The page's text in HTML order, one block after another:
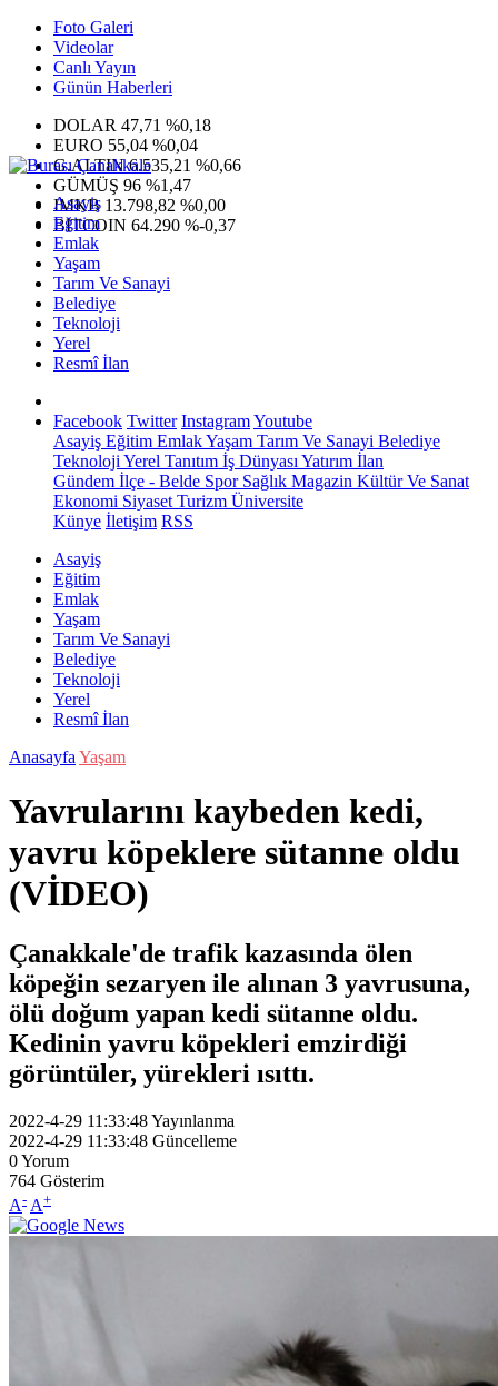
Foto Galeri
Videolar
Canlı Yayın
Günün Haberleri
DOLAR 47,71 %0,18
EURO 55,04 %0,04
G.ALTIN6.535,21 %0,66
GÜMÜŞ 96 %1,47
IMKB 13.798,82 %0,00
BITCOIN 64.290 %-0,37
Asayiş
Eğitim
Emlak
Yaşam
Tarım Ve Sanayi
Belediye
Teknoloji
Yerel
Resmî İlan
Facebook Twitter InstagramYoutube
Asayiş Eğitim EmlakYaşam Tarım Ve Sanayi Belediye
Teknoloji Yerel Tanıtım İş Dünyası Yatırım İlan
Gündem İlçe - Belde SporSağlık Magazin Kültür Ve Sanat
Ekonomi Siyaset Turizm Üniversite
Künye İletişim RSS
Asayiş
Eğitim
Emlak
Yaşam
Tarım Ve Sanayi
Belediye
Teknoloji
Yerel
Resmî İlan
Anasayfa Yaşam
Yavrularını kaybeden kedi,
yavru köpeklere sütanne oldu
(VİDEO)
Çanakkale'de trafik kazasında ölen
köpeğin sezaryen ile alınan 3 yavrusuna,
ölü doğum yapan kedi sütanne oldu.
Kedinin yavru köpekleri emzirdiği
görüntüler, yürekleri ısıttı.
2022-4-29 11:33:48Yayınlanma
2022-4-29 11:33:48 Güncelleme
0Yorum
764 Gösterim
A- A+